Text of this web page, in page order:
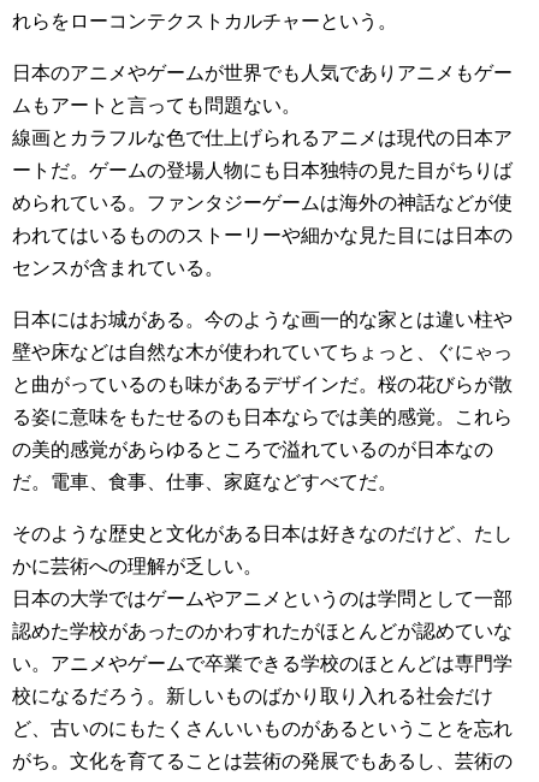
れらをローコンテクストカルチャーという。
日本のアニメやゲームが世界でも人気でありアニメもゲー
ムもアートと言っても問題ない。
線画とカラフルな色で仕上げられるアニメは現代の日本ア
ートだ。ゲームの登場人物にも日本独特の見た目がちりば
められている。ファンタジーゲームは海外の神話などが使
われてはいるもののストーリーや細かな見た目には日本の
センスが含まれている。
日本にはお城がある。今のような画一的な家とは違い柱や
壁や床などは自然な木が使われていてちょっと、ぐにゃっ
と曲がっているのも味があるデザインだ。桜の花びらが散
る姿に意味をもたせるのも日本ならでは美的感覚。これら
の美的感覚があらゆるところで溢れているのが日本なの
だ。電車、食事、仕事、家庭などすべてだ。
そのような歴史と文化がある日本は好きなのだけど、たし
かに芸術への理解が乏しい。
日本の大学ではゲームやアニメというのは学問として一部
認めた学校があったのかわすれたがほとんどが認めていな
い。アニメやゲームで卒業できる学校のほとんどは専門学
校になるだろう。新しいものばかり取り入れる社会だけ
ど、古いのにもたくさんいいものがあるということを忘れ
がち。文化を育てることは芸術の発展でもあるし、芸術の